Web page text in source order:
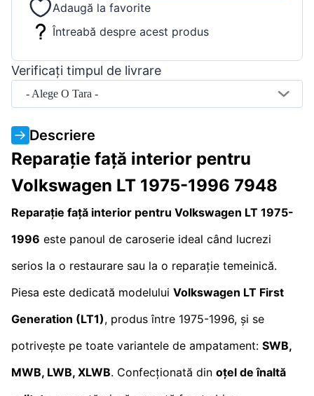
Adaugă la favorite
Întreabă despre acest produs
Verificați timpul de livrare
- Alege O Tara -
Descriere
Reparație față interior pentru
Volkswagen LT 1975-1996 7948
Reparație față interior pentru Volkswagen LT 1975-
1996 este panoul de caroserie ideal când lucrezi
serios la o restaurare sau la o reparație temeinică.
Piesa este dedicată modelului Volkswagen LT First
Generation (LT1), produs între 1975-1996, și se
potrivește pe toate variantele de ampatament: SWB,
MWB, LWB, XLWB. Confecționată din oțel de înaltă